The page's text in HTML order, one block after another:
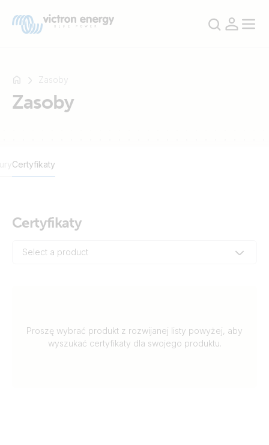
Multiplus-
SmartShunt
Zasoby
Zasoby
Certyfikaty
Certyfikaty
Select a product
Proszę wybrać produkt z rozwijanej listy powyżej, aby
wyszukać certyfikaty dla swojego produktu.